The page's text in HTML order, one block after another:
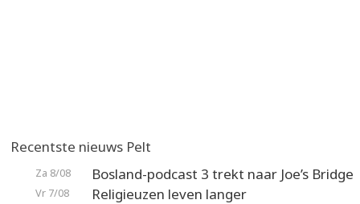
Recentste nieuws Pelt
Za 8/08 Bosland-podcast 3 trekt naar Joe’s Bridge
Vr 7/08 Religieuzen leven langer